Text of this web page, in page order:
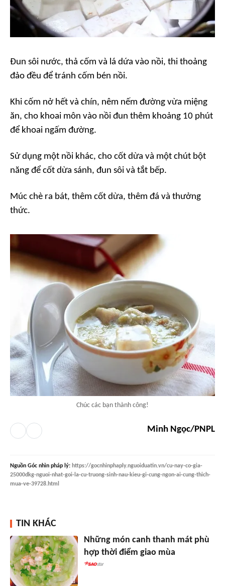
Đun sôi nước, thả cốm và lá dứa vào nồi, thi thoảng
đảo đều để tránh cốm bén nồi.
Khi cốm nở hết và chín, nêm nếm đường vừa miệng
ăn, cho khoai môn vào nồi đun thêm khoảng 10 phút
để khoai ngấm đường.
Sử dụng một nồi khác, cho cốt dừa và một chút bột
năng để cốt dừa sánh, đun sôi và tắt bếp.
Múc chè ra bát, thêm cốt dừa, thêm đá và thưởng
thức.
Chúc các bạn thành công!
Minh Ngọc/PNPL
Nguồn Góc nhìn pháp lý: https://gocnhinphaply.nguoiduatin.vn/cu-nay-co-gia-
25000dkg-nguoi-nhat-goi-la-cu-truong-sinh-nau-kieu-gi-cung-ngon-ai-cung-thich-
mua-ve-39728.html
TIN KHÁC
Những món canh thanh mát phù
hợp thời điểm giao mùa